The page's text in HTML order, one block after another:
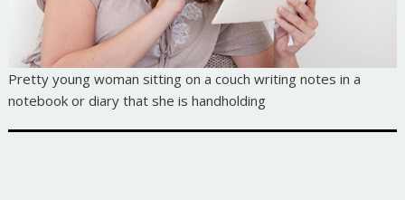
Pretty young woman sitting on a couch writing notes in a
notebook or diary that she is handholding